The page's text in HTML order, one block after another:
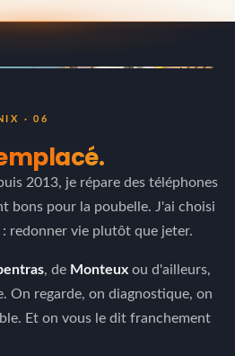
· 06
2013, je répare des téléphones
bons pour la poubelle. J'ai choisi
redonner vie plutôt que jeter.
, de Monteux ou d'ailleurs,
On regarde, on diagnostique, on
Et on vous le dit franchement